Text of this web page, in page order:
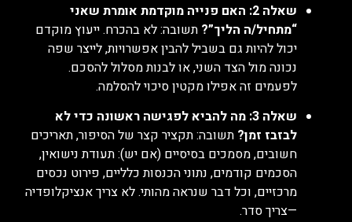
שאלה 2: האם פנייה מוקדמת אומרת שאני
“מתחיל/ה הליך”? תשובה: לא בהכרח. ייעוץ מוקדם
יכול להיות גם בשביל להבין אפשרויות, לייצר שפה
נכונה מול הצד השני, או לבנות מסלול להסכם.
לפעמים זה אפילו מקטין סיכוי להסלמה.
שאלה 3: מה להביא לפגישה ראשונה כדי לא
לבזבז זמן? תשובה: תקציר קצר של הסיפור, תאריכים
חשובים, מסמכים בסיסיים (אם יש): תעודת נישואין,
הסכמים קודמים, נתוני הכנסות כלליים, פירוט נכסים
מרכזיים, וכל דבר שנראה מהותי. לא צריך אנציקלופדיה
—צריך סדר.